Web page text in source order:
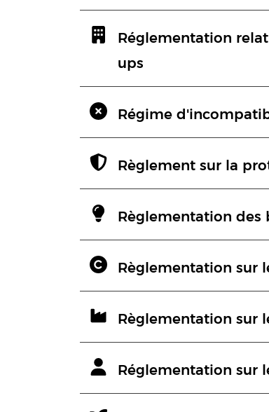
Réglementation
ups
Régime
Règlement sur la
Règlementation des
Règlementation sur
Règlementation sur
Réglementation sur